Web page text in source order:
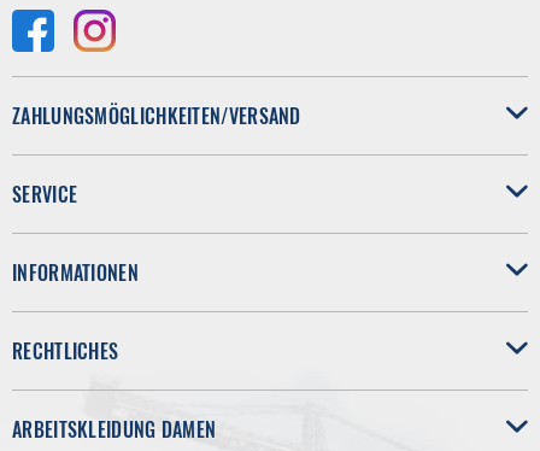
ZAHLUNGSMÖGLICHKEITEN/VERSAND
SERVICE
INFORMATIONEN
RECHTLICHES
ARBEITSKLEIDUNG DAMEN